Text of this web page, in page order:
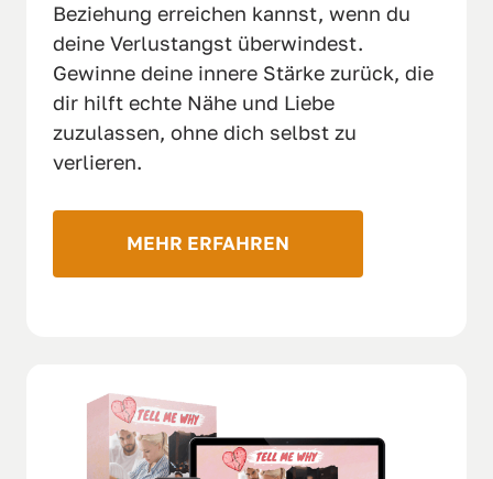
Beziehung erreichen kannst, wenn du
deine Verlustangst überwindest.
Gewinne deine innere Stärke zurück, die
dir hilft echte Nähe und Liebe
zuzulassen, ohne dich selbst zu
verlieren.
MEHR ERFAHREN